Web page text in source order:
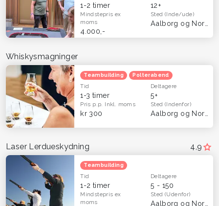
1-2 timer 12+
Mindstepris ex
moms
4.000,-
Sted(Inde/ude)
Whiskysmagninger
Teambuilding Polterabend
Tid
1-3 timer
Deltagere
5+
Pris p.p. Inkl. moms
kr 300
Sted(Indenfor)
4,9
Laser Lerdueskydning
Teambuilding
Tid
1-2 timer
Deltagere
5 - 150
Mindstepris ex
moms
Sted(Udenfor)